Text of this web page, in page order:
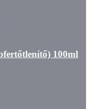
100ml